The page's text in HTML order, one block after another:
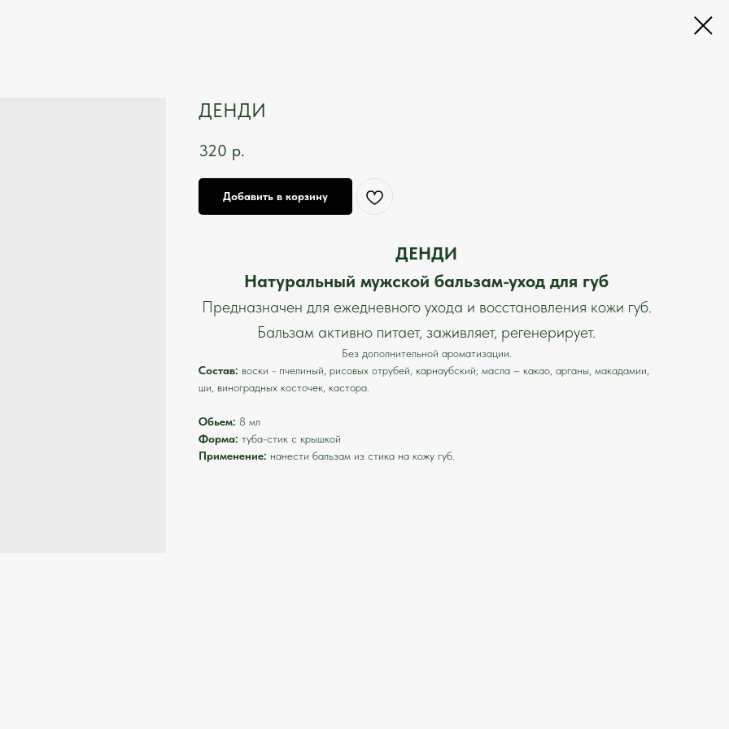
ДЕНДИ
320 р.
Добавить в корзину
ДЕНДИ
Натуральный мужской бальзам-уход для губ
Предназначен для ежедневного ухода и восстановления кожи губ.
Бальзам активно питает, заживляет, регенерирует.
Без дополнительной ароматизации.
Состав: воски - пчелиный, рисовых отрубей, карнаубский; масла – какао, арганы, макадамии,
ши, виноградных косточек, кастора.
Обьем: 8 мл
Форма: туба-стик с крышкой
Применение: нанести бальзам из стика на кожу губ.